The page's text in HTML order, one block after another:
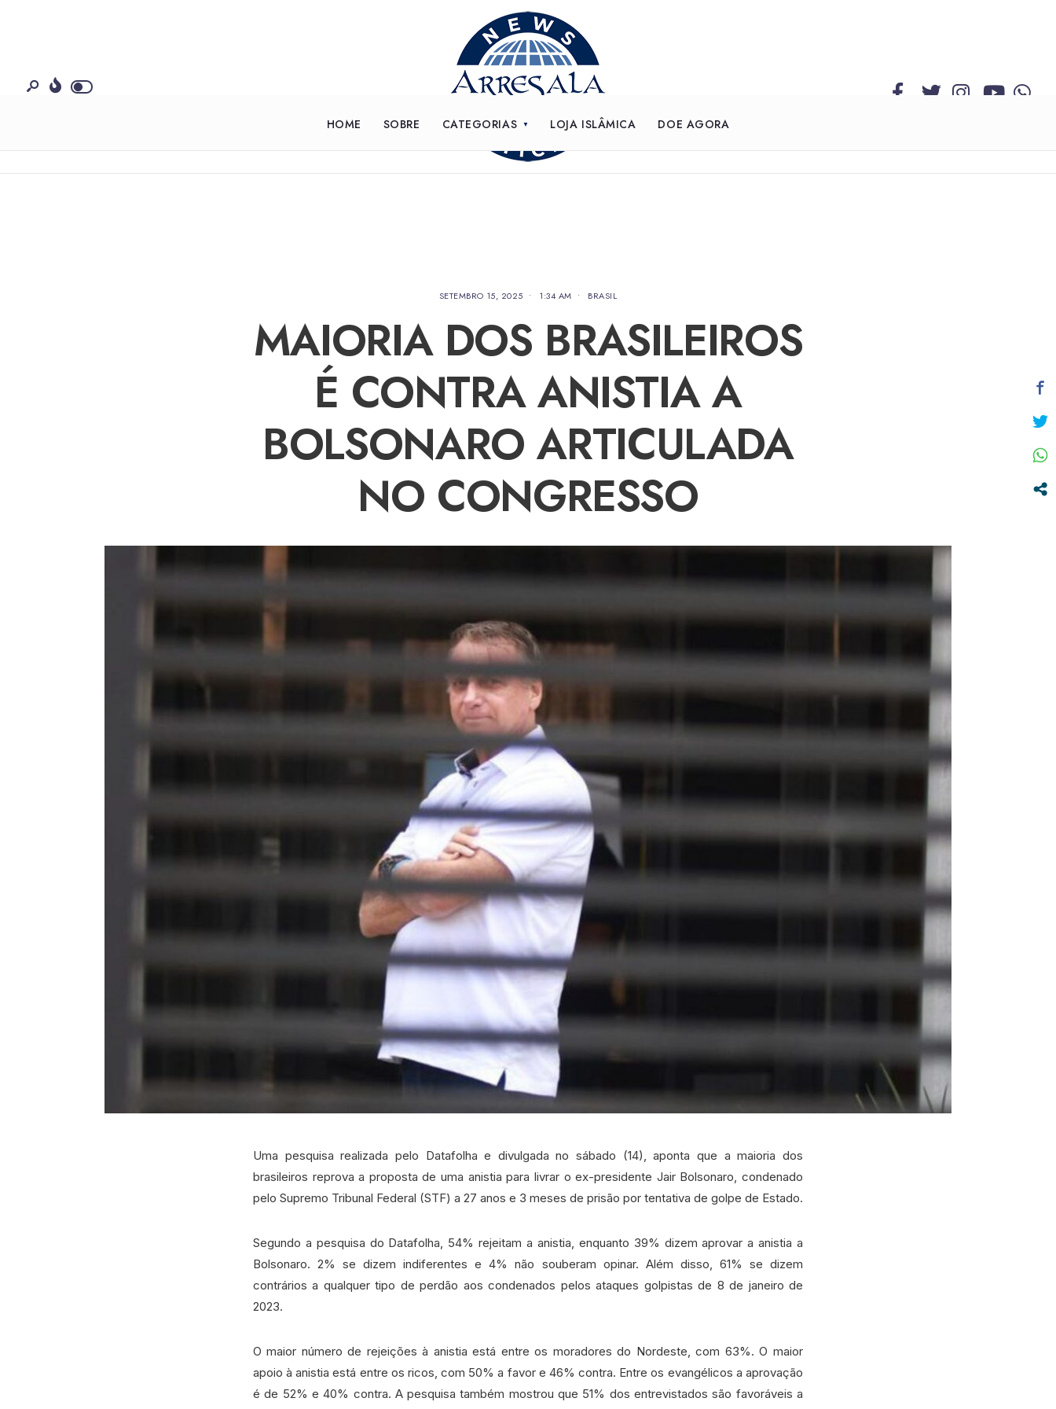
HOME SOBRE CATEGORIAS LOJA ISLÂMICA DOE AGORA
SETEMBRO 15, 2025 • 1:34 AM • BRASIL
MAIORIA DOS BRASILEIROS
É CONTRA ANISTIA A
BOLSONARO ARTICULADA
NO CONGRESSO
Uma pesquisa realizada pelo Datafolha e divulgada no sábado (14), aponta que a maioria dos
brasileiros reprova a proposta de uma anistia para livrar o ex-presidente Jair Bolsonaro, condenado
pelo Supremo Tribunal Federal (STF) a 27 anos e 3 meses de prisão por tentativa de golpe de Estado.
Segundo a pesquisa do Datafolha, 54% rejeitam a anistia, enquanto 39% dizem aprovar a anistia a
Bolsonaro. 2% se dizem indiferentes e 4% não souberam opinar. Além disso, 61% se dizem
contrários a qualquer tipo de perdão aos condenados pelos ataques golpistas de 8 de janeiro de
2023.
O maior número de rejeições à anistia está entre os moradores do Nordeste, com 63%. O maior
apoio à anistia está entre os ricos, com 50% a favor e 46% contra. Entre os evangélicos a aprovação
é de 52% e 40% contra. A pesquisa também mostrou que 51% dos entrevistados são favoráveis a